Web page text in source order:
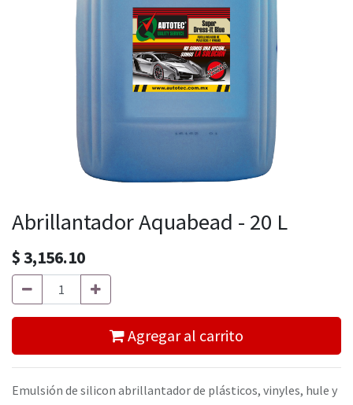
Abrillantador Aquabead - 20 L
$3,156.10
Agregar al carrito
Emulsión de silicon abrillantador de plásticos, vinyles, hule y